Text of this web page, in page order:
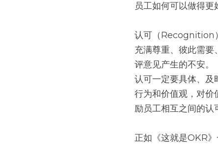
员工如何可以做得更
认可（Recognition
充满尊重、彼此需
评意见产生的不安。
认可一定要具体、及
行为和价值观，对价
励员工相互之间的认
正如《这就是OKR》